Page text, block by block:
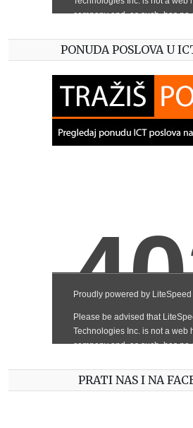
PONUDA POSLOVA U
PRATI NAS I NA